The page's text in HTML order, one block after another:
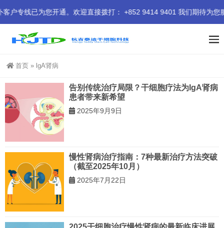
专线已为您开通。欢迎直接拨打： +852 9414 9401 我们期待为您
首页 » lgA肾病
告别传统治疗局限？干细胞疗法为IgA肾病
患者带来新希望
2025年9月9日
慢性肾病治疗指南：7种最新治疗方法突破
（截至2025年10月）
2025年7月22日